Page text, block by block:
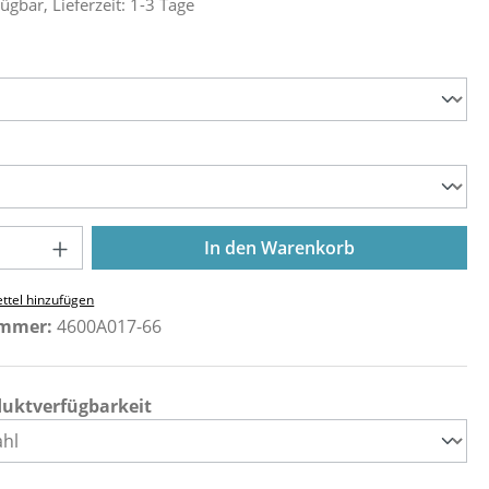
Anzahl: Gib den gewünschten Wert
In den Warenkorb
hinzufügen
4600A017-66